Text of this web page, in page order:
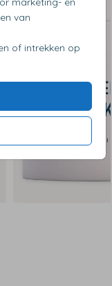
van
of intrekken op